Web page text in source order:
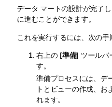
データ マートの設計が完了
に進むことができます。
これを実行するには、次の手
右上の [準備] ツールバ
す。
準備プロセスには、デ
トとビューの作成、お
れます。